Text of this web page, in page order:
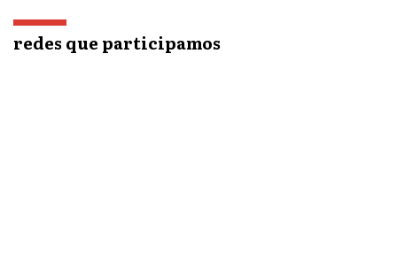
redes que participamos